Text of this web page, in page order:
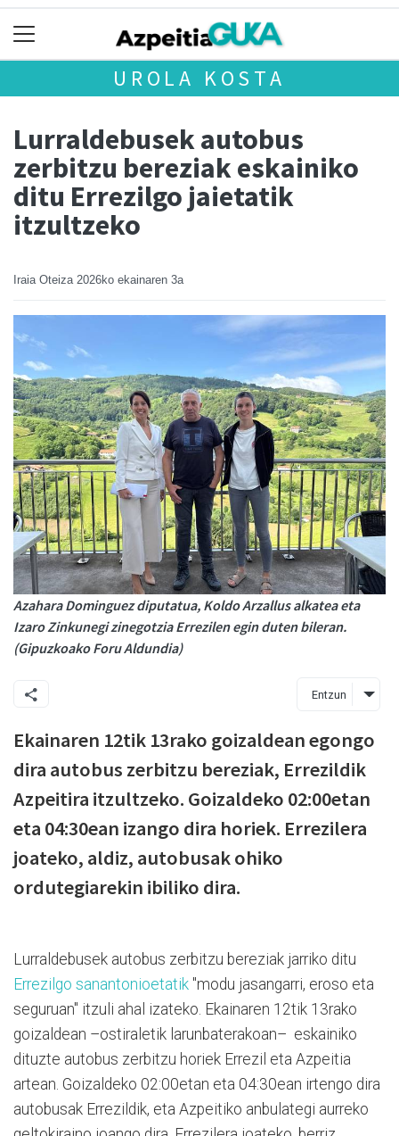
UROLA KOSTA
Lurraldebusek autobus
zerbitzu bereziak eskainiko
ditu Errezilgo jaietatik
itzultzeko
Iraia Oteiza 2026ko ekainaren 3a
Azahara Dominguez diputatua, Koldo Arzallus alkatea eta
Izaro Zinkunegi zinegotzia Errezilen egin duten bileran.
(Gipuzkoako Foru Aldundia)
Entzun
Ekainaren 12tik 13rako goizaldean egongo
dira autobus zerbitzu bereziak, Errezildik
Azpeitira itzultzeko. Goizaldeko 02:00etan
eta 04:30ean izango dira horiek. Errezilera
joateko, aldiz, autobusak ohiko
ordutegiarekin ibiliko dira.
Lurraldebusek autobus zerbitzu bereziak jarriko ditu
Errezilgo sanantonioetatik "modu jasangarri, eroso eta
seguruan" itzuli ahal izateko. Ekainaren 12tik 13rako
goizaldean –ostiraletik larunbaterakoan– eskainiko
dituzte autobus zerbitzu horiek Errezil eta Azpeitia
artean. Goizaldeko 02:00etan eta 04:30ean irtengo dira
autobusak Errezildik, eta Azpeitiko anbulategi aurreko